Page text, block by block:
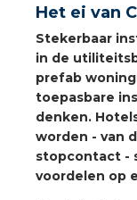
Het ei van
Stekerbaar
in de
prefab
toepasbare
denken.
worden - van
stopcontact -
voordelen op
installeren
installeren